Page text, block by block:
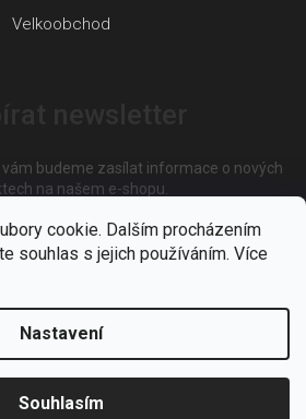
cookie. Dalším procházením
souhlas s jejich používáním. Více
Nastavení
Souhlasím
Velkoobchod
budeme zasílat informace o nových
na našem e-shopu.
E-mail
spodmínkami ochrany osobních
údajů
PŘIHLÁSIT SE